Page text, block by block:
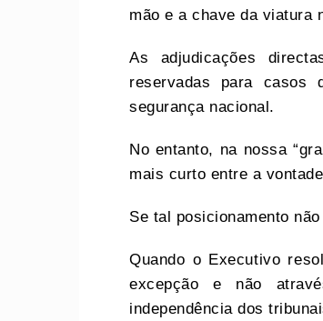
mão e a chave da viatura
As adjudicações
reservadas para casos
segurança nacional.
No entanto, na nossa
mais curto entre a
Se tal posicionamento
Quando o Executivo
excepção e não
independência dos